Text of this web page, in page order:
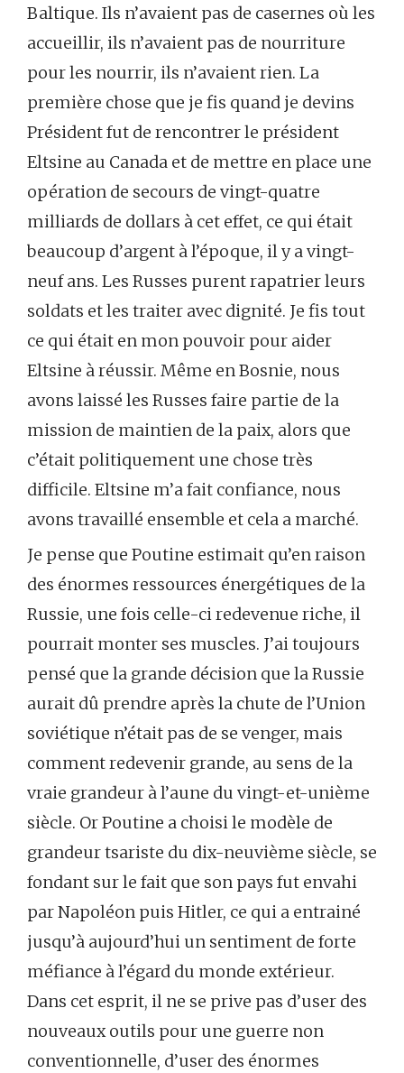
Baltique. Ils n’avaient pas de casernes où les
accueillir, ils n’avaient pas de nourriture
pour les nourrir, ils n’avaient rien. La
première chose que je fis quand je devins
Président fut de rencontrer le président
Eltsine au Canada et de mettre en place une
opération de secours de vingt-quatre
milliards de dollars à cet effet, ce qui était
beaucoup d’argent à l’époque, il y a vingt-
neuf ans. Les Russes purent rapatrier leurs
soldats et les traiter avec dignité. Je fis tout
ce qui était en mon pouvoir pour aider
Eltsine à réussir. Même en Bosnie, nous
avons laissé les Russes faire partie de la
mission de maintien de la paix, alors que
c’était politiquement une chose très
difficile. Eltsine m’a fait confiance, nous
avons travaillé ensemble et cela a marché.
Je pense que Poutine estimait qu’en raison
des énormes ressources énergétiques de la
Russie, une fois celle-ci redevenue riche, il
pourrait monter ses muscles. J’ai toujours
pensé que la grande décision que la Russie
aurait dû prendre après la chute de l’Union
soviétique n’était pas de se venger, mais
comment redevenir grande, au sens de la
vraie grandeur à l’aune du vingt-et-unième
siècle. Or Poutine a choisi le modèle de
grandeur tsariste du dix-neuvième siècle, se
fondant sur le fait que son pays fut envahi
par Napoléon puis Hitler, ce qui a entrainé
jusqu’à aujourd’hui un sentiment de forte
méfiance à l’égard du monde extérieur.
Dans cet esprit, il ne se prive pas d’user des
nouveaux outils pour une guerre non
conventionnelle, d’user des énormes